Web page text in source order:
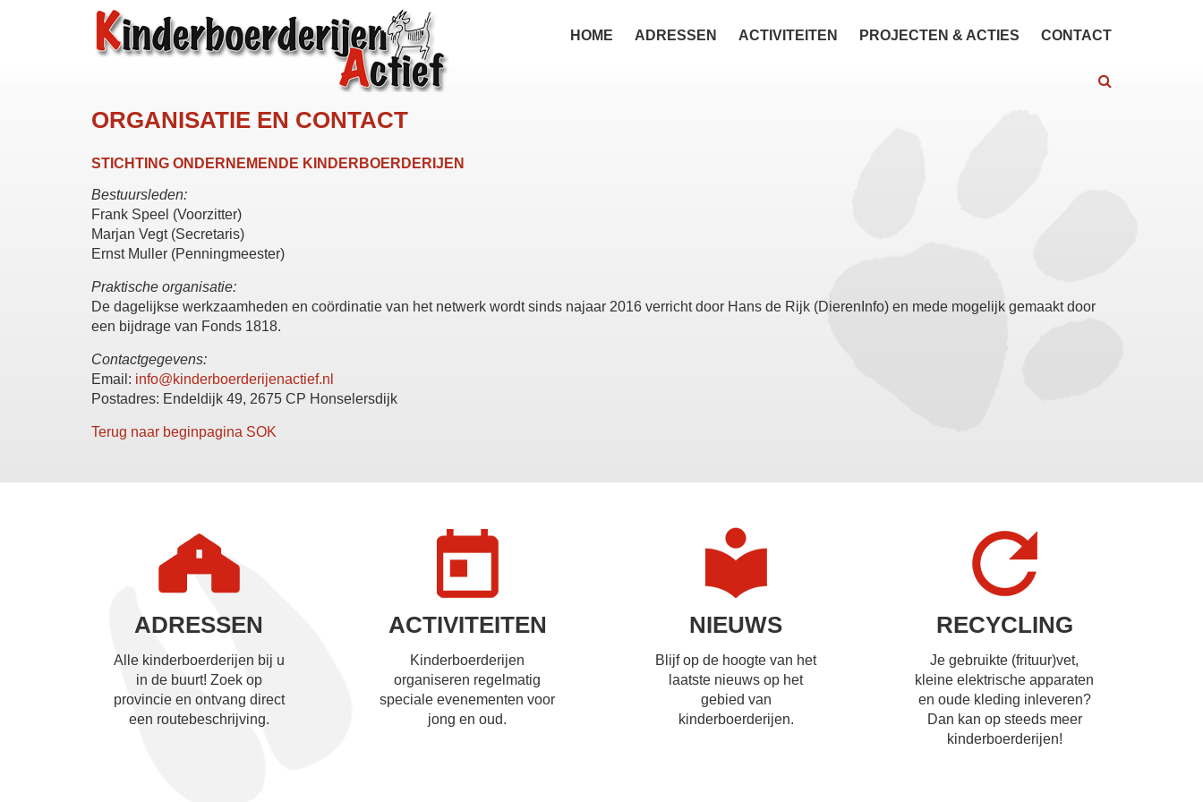
HOME ADRESSEN ACTIVITEITEN PROJECTEN & ACTIES CONTACT
ORGANISATIE EN CONTACT
STICHTING ONDERNEMENDE KINDERBOERDERIJEN
Bestuursleden:
Frank Speel (Voorzitter)
Marjan Vegt (Secretaris)
Ernst Muller (Penningmeester)
Praktische organisatie:
De dagelijkse werkzaamheden en coördinatie van het netwerk wordt sinds najaar 2016 verricht door Hans de Rijk (DierenInfo) en mede mogelijk gemaakt door
een bijdrage van Fonds 1818.
Contactgegevens:
Email: info@kinderboerderijenactief.nl
Postadres: Endeldijk 49, 2675 CP Honselersdijk
Terug naar beginpagina SOK
ADRESSEN
Alle kinderboerderijen bij u
in de buurt! Zoek op
provincie en ontvang direct
een routebeschrijving.
ACTIVITEITEN
Kinderboerderijen
organiseren regelmatig
speciale evenementen voor
jong en oud.
NIEUWS
Blijf op de hoogte van het
laatste nieuws op het
gebied van
kinderboerderijen.
RECYCLING
Je gebruikte (frituur)vet,
kleine elektrische apparaten
en oude kleding inleveren?
Dan kan op steeds meer
kinderboerderijen!